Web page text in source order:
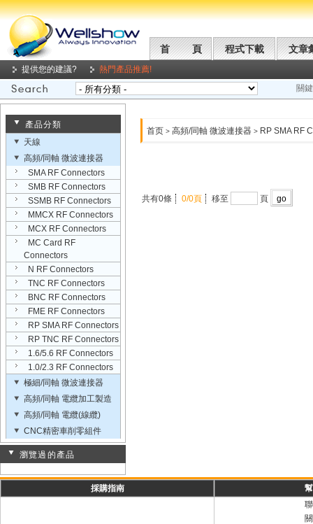
首 頁 程式下載 文章
提供您的建議?
熱門產品推薦!
關
產品分類
天線
高頻/同軸 微波連接器
SMA RF Connectors
SMB RF Connectors
SSMB RF Connectors
MMCX RF Connectors
MCX RF Connectors
MC Card RF
Connectors
N RF Connectors
TNC RF Connectors
BNC RF Connectors
FME RF Connectors
RP SMA RF Connectors
RP TNC RF Connectors
1.6/5.6 RF Connectors
1.0/2.3 RF Connectors
極細/同軸 微波連接器
高頻/同軸 電纜加工製造
高頻/同軸 電纜(線纜)
CNC精密車削零組件
瀏覽過的產品
首页 > 高頻/同軸 微波連接器 > RP SMA RF
共有0條 0/0頁 移至 頁
採購指南